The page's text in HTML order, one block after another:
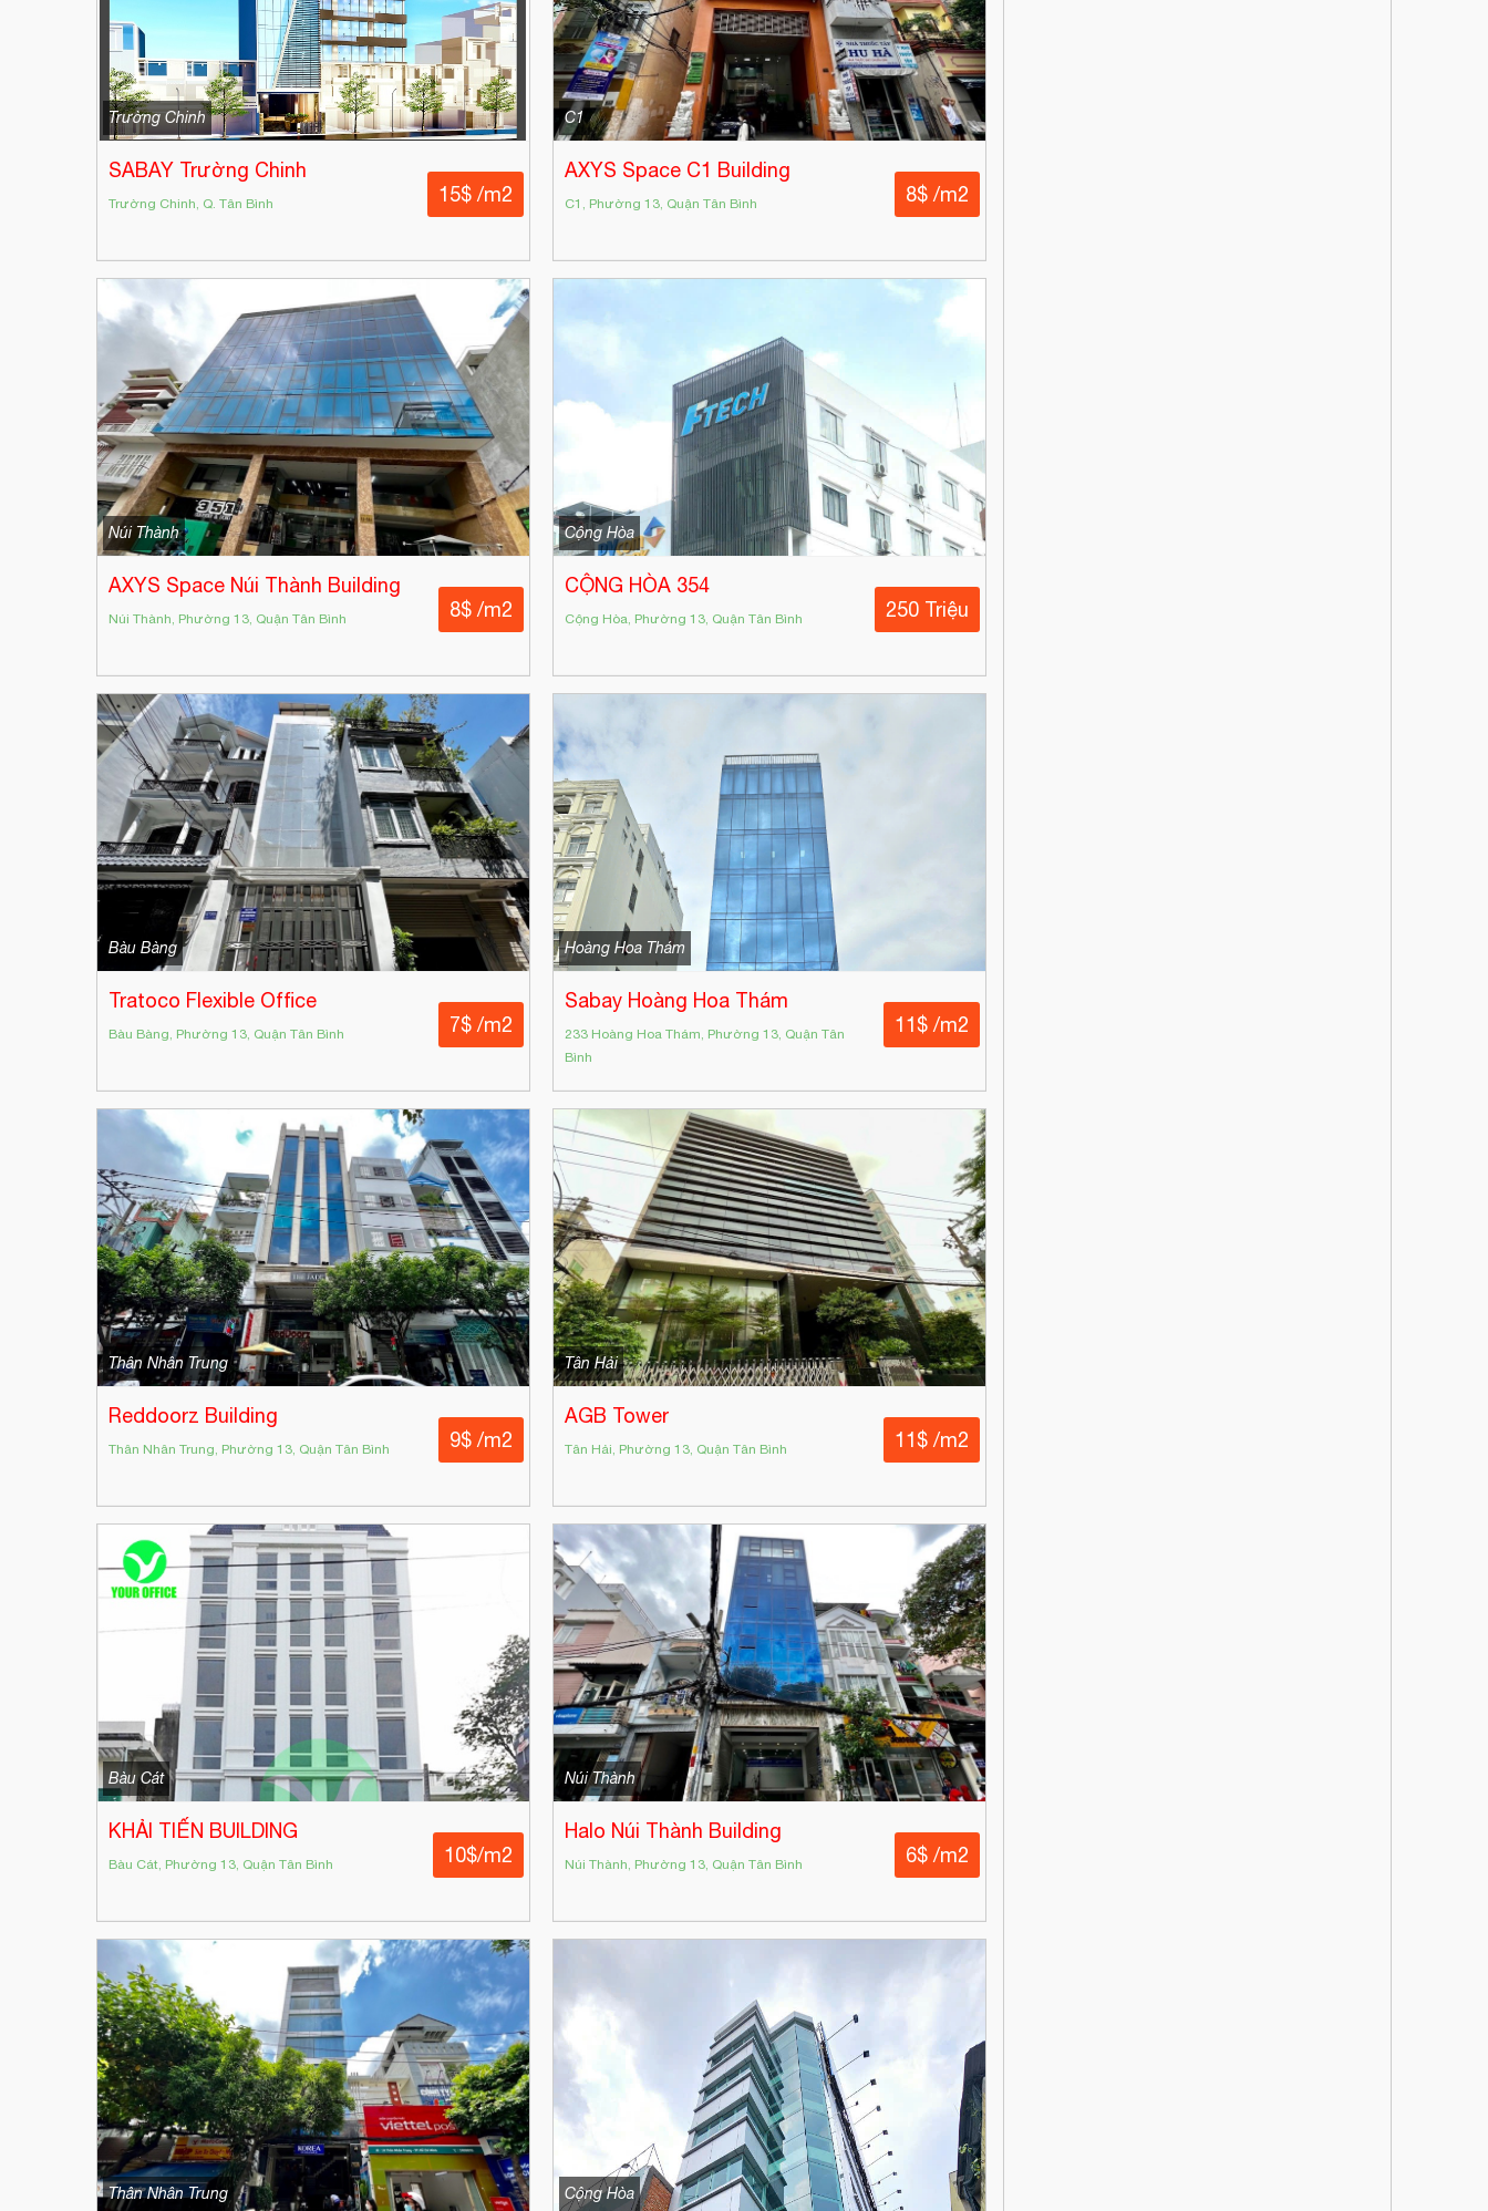
Trường Chinh
SABAY Trường Chinh
Trường Chinh, Q. Tân Bình 15$ /m2
C1
AXYS Space C1 Building
C1, Phường 13, Quận Tân Bình 8$ /m2
Núi Thành
AXYS Space Núi Thành Building
Núi Thành, Phường 13, Quận Tân Bình 8$ /m2
Cộng Hòa
CỘNG HÒA 354
Cộng Hòa, Phường 13, Quận Tân Bình 250 Triệu
Bàu Bàng
Tratoco Flexible Office
Bàu Bàng, Phường 13, Quận Tân Bình 7$ /m2
Hoàng Hoa Thám
Sabay Hoàng Hoa Thám
233 Hoàng Hoa Thám, Phường 13, Quận Tân
Bình
11$ /m2
Thân Nhân Trung
Reddoorz Building
Thân Nhân Trung, Phường 13, Quận Tân Bình 9$ /m2
Tân Hải
AGB Tower
Tân Hải, Phường 13, Quận Tân Bình 11$ /m2
Bàu Cát
KHẢI TIẾN BUILDING
Bàu Cát, Phường 13, Quận Tân Bình 10$/m2
Núi Thành
Halo Núi Thành Building
Núi Thành, Phường 13, Quận Tân Bình 6$ /m2
Thân Nhân Trung Cộng Hòa